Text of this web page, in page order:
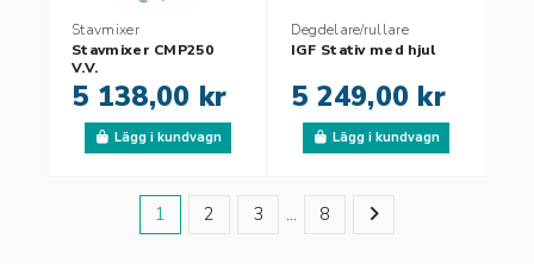
Stavmixer
Stavmixer CMP250
V.V.
5 138,00 kr
Lägg i kundvagn
Degdelare/rullare
IGF Stativ med hjul
5 249,00 kr
Lägg i kundvagn
1 2 3 … 8